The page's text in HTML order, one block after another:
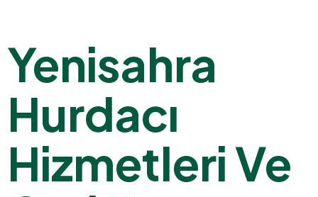
Yenisahra
Hurdacı
Hizmetleri Ve